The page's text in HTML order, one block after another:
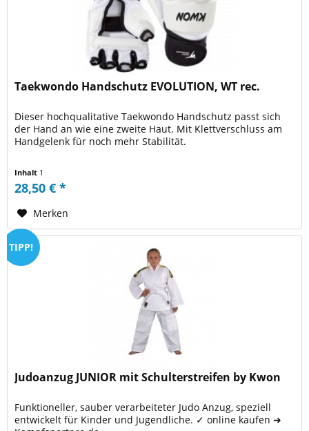
Taekwondo Handschutz EVOLUTION, WT rec.
Dieser hochqualitative Taekwondo Handschutz passt sich
der Hand an wie eine zweite Haut. Mit Klettverschluss am
Handgelenk für noch mehr Stabilität.
Inhalt 1
28,50 € *
Merken
TIPP!
Judoanzug JUNIOR mit Schulterstreifen by Kwon
Funktioneller, sauber verarbeiteter Judo Anzug, speziell
entwickelt für Kinder und Jugendliche. ✓ online kaufen ➜